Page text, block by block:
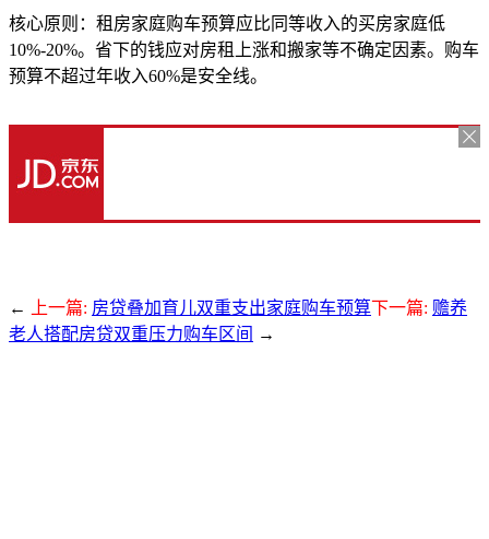
核心原则：租房家庭购车预算应比同等收入的买房家庭低
10%-20%。省下的钱应对房租上涨和搬家等不确定因素。购车
预算不超过年收入60%是安全线。
← 上一篇: 房贷叠加育儿双重支出家庭购车预算下一篇: 赡养
老人搭配房贷双重压力购车区间 →